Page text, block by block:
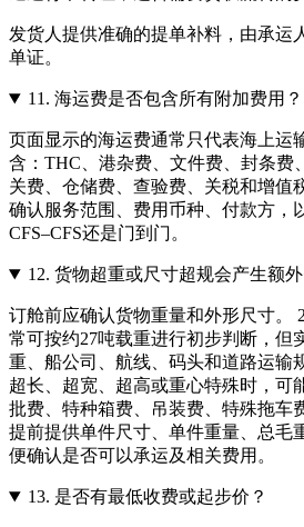
发货人提供准确的提单补料，由承运
单证。
11. 海运费是否包含所有附加费用？
页面显示的海运费通常只代表海上运
含：THC、港杂费、文件费、封条费
关费、仓储费、查验费、关税和增值
确认服务范围、费用币种、付款方，
CFS–CFS还是门到门。
12. 货物超重或尺寸超规会产生额外
订舱前应确认货物重量和外形尺寸。
常可按约27吨载重进行初步判断，但
重、船公司、航线、码头和道路运输
超长、超宽、超高或重心特殊时，可
批费、特种箱费、吊装费、特殊拖车
提前提供单件尺寸、单件重量、总毛
便确认是否可以承运及相关费用。
13. 是否有最低收费或起步价？